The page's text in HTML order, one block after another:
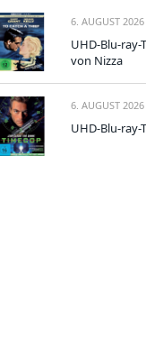
6. AUGUST 2026
UHD-Blu-ray-
von Nizza
6. AUGUST 2026
UHD-Blu-ray-